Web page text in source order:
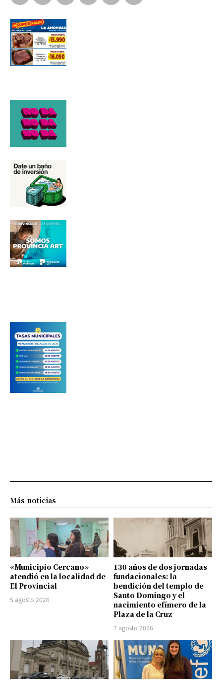
Más noticias
«Municipio Cercano»
atendió en la localidad de
El Provincial
5 agosto 2026
130 años de dos jornadas
fundacionales: la
bendición del templo de
Santo Domingo y el
nacimiento efímero de la
Plaza de la Cruz
7 agosto 2026